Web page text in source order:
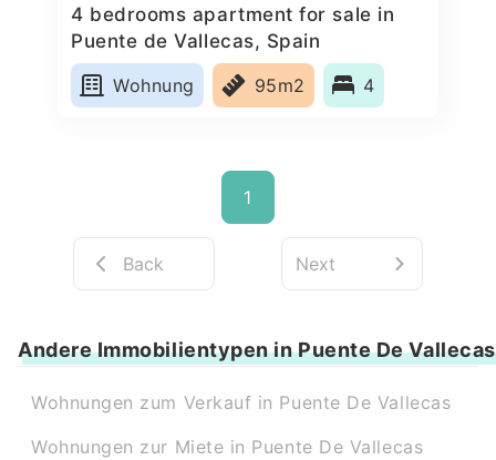
4 bedrooms apartment for sale in
Puente de Vallecas, Spain
Wohnung
95m2 4
1
Back Next
Andere Immobilientypen in Puente De Vallecas
Wohnungen zum Verkauf in Puente De Vallecas
Wohnungen zur Miete in Puente De Vallecas